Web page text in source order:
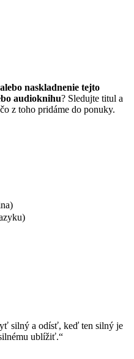
naskladnenie tejto
audioknihu? Sledujte titul a
z toho pridáme do ponuky.
silný a odí­sť, keď ten silný je
ublí­žiť.